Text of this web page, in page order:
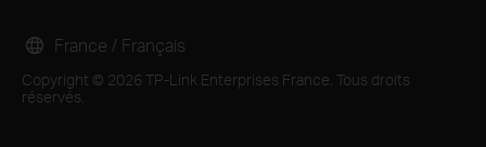
Copyright © 2026 TP-Link Enterprises France. Tous droits
réservés.
France / Français